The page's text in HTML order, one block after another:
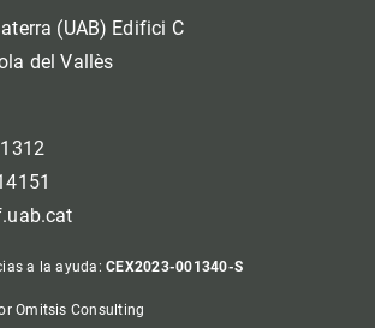
(UAB) Edifici C
del Vallès
a la ayuda:CEX2023-001340-S
Omitsis Consulting